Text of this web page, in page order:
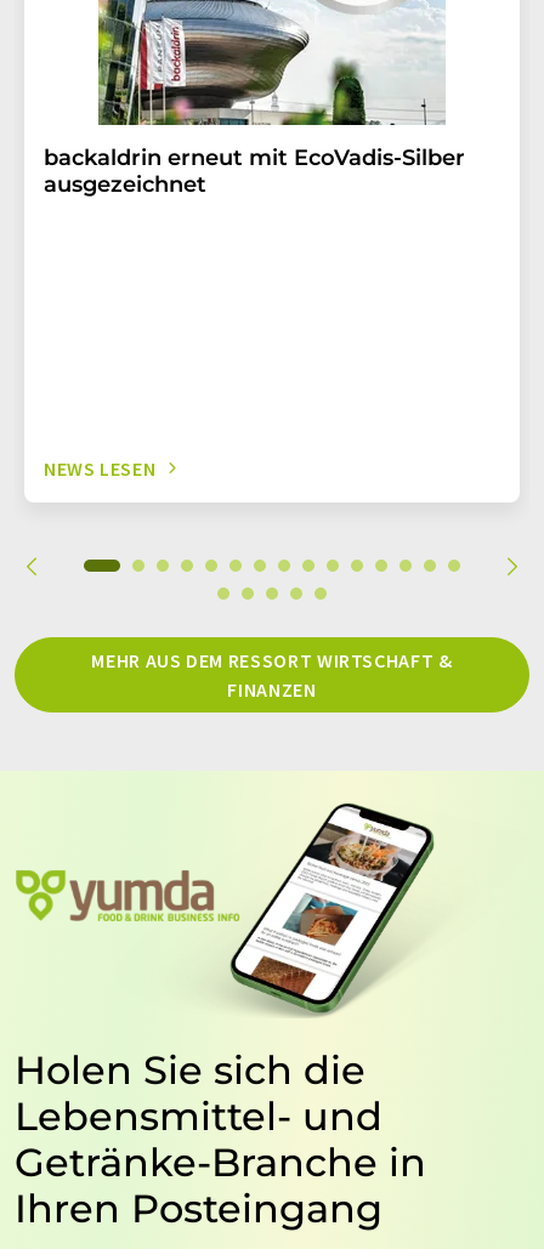
backaldrin erneut mit EcoVadis-Silber
ausgezeichnet
NEWS LESEN
MEHR AUS DEM RESSORT WIRTSCHAFT &
FINANZEN
Holen Sie sich die
Lebensmittel- und
Getränke-Branche in
Ihren Posteingang